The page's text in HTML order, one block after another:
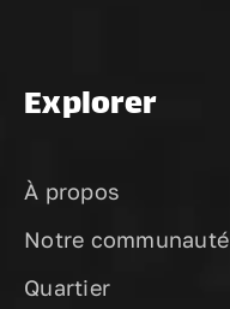
Explorer
À propos
Notre communauté
Quartier